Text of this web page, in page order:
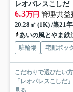
レオパレスこしだ
6.3万円 管理/共益
20.28㎡ (1K) /築21
あいの風とやま鉄
駐輪場 宅配ボッ
こだわりで選びたい
「レオパレスこしだ
見る